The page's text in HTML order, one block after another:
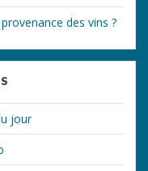
des vins ?
jour